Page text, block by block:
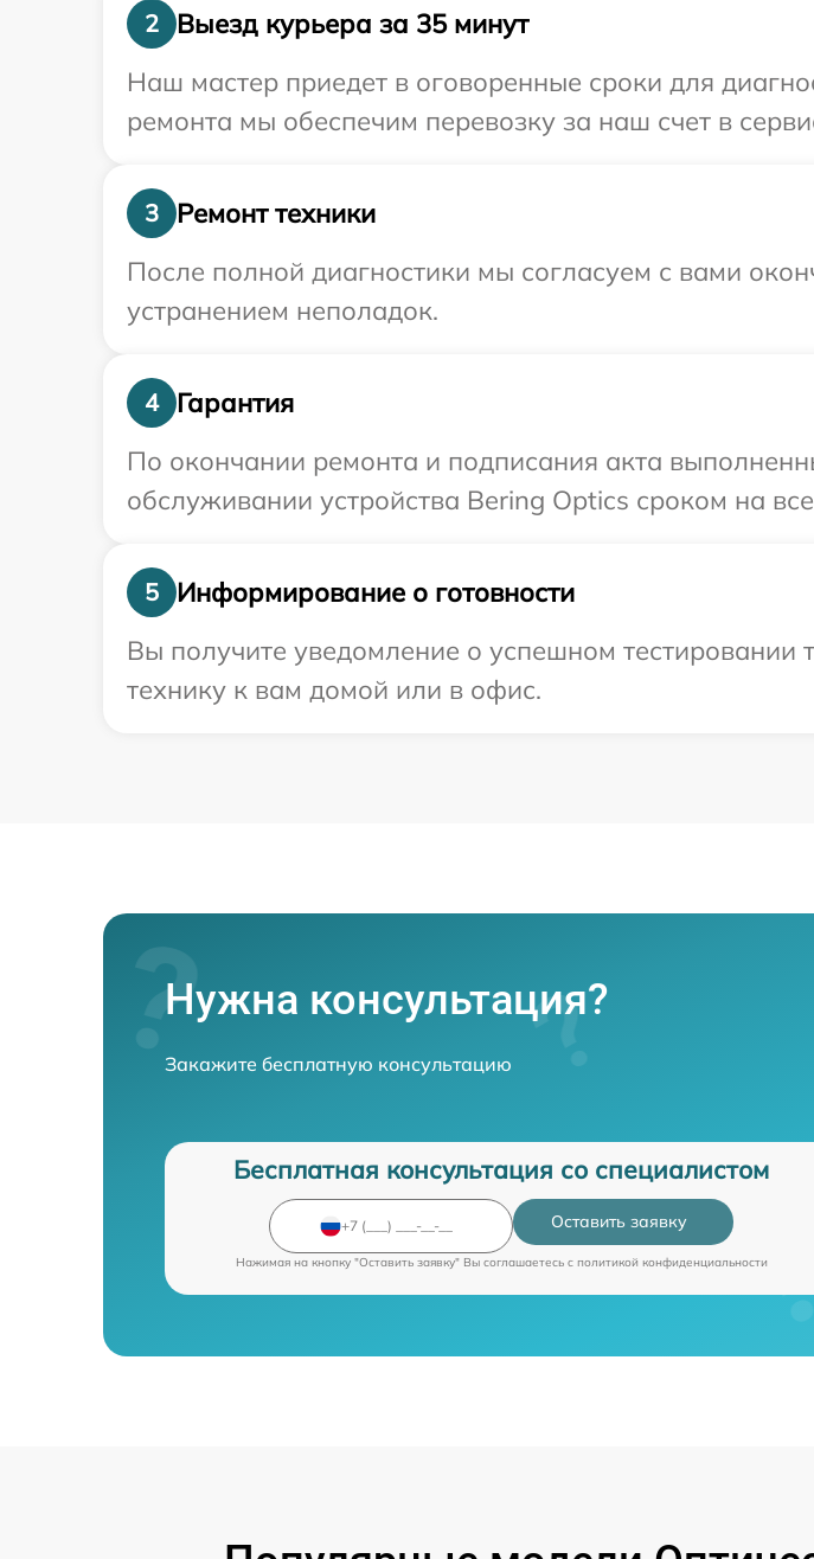
2
Выезд курьера за 35 минут
Наш мастер приедет в оговоренные сроки для
ремонта мы обеспечим перевозку за наш счет в
3
Ремонт техники
После полной диагностики мы согласуем с вами
устранением неполадок.
4
Гарантия
По окончании ремонта и подписания акта
обслуживании устройства Bering Optics сроком на
5
Информирование о готовности
Вы получите уведомление о успешном тестировании
технику к вам домой или в офис.
Нужна консультация?
Закажите бесплатную консультацию
Бесплатная консультация со специалистом
Оставить заявку
Нажимая на кнопку "Оставить заявку" Вы соглашаетесь c политикой конфиденциальности